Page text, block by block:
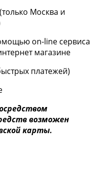
Москва и
on-line сервиса
магазине
платежей)
возможен
карты.